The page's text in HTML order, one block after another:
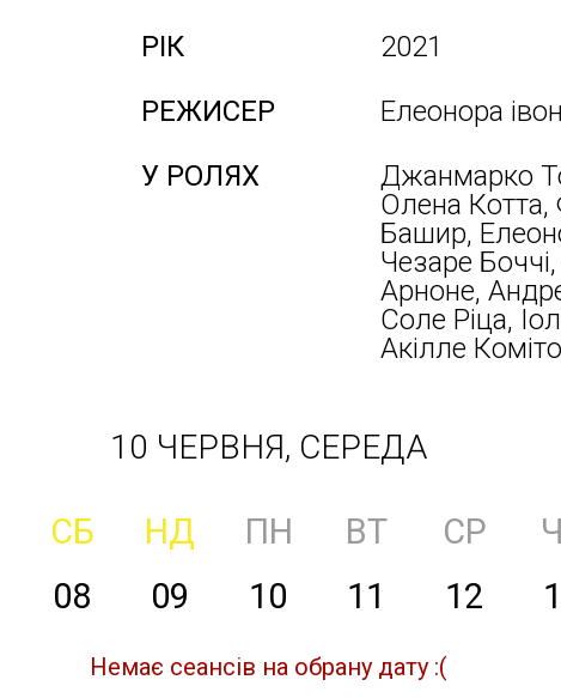
РІК
2021
РЕЖИСЕР
Елеонора
У РОЛЯХ
Джанмарко
Олена Котта,
Башир,
Чезаре
Арноне,
Соле Ріца,
Акілле
10 ЧЕРВНЯ, СЕРЕДА
СБ НД ПН ВТ СР
08 09 10 11 12
Немає сеансів на обрану дату :(